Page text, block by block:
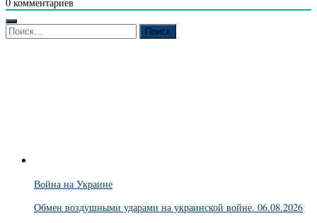
0 комментариев
Найти:
Война на Украине
Обмен воздушными ударами на украинской войне. 06.08.2026